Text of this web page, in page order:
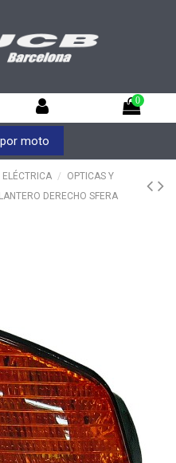
0
moto
ELÉCTRICA
OPTICAS Y
DERECHO SFERA